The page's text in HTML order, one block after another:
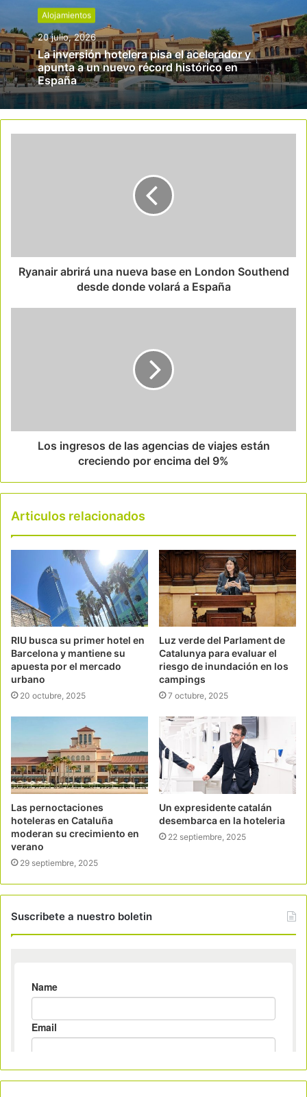
Alojamientos
20 julio, 2026
La inversión hotelera pisa el acelerador y
apunta a un nuevo récord histórico en
España
Ryanair abrirá una nueva base en London Southend
desde donde volará a España
Los ingresos de las agencias de viajes están
creciendo por encima del 9%
Articulos relacionados
RIU busca su primer hotel en
Barcelona y mantiene su
apuesta por el mercado
urbano
20 octubre, 2025
Luz verde del Parlament de
Catalunya para evaluar el
riesgo de inundación en los
campings
7 octubre, 2025
Las pernoctaciones
hoteleras en Cataluña
moderan su crecimiento en
verano
29 septiembre, 2025
Un expresidente catalán
desembarca en la hoteleria
22 septiembre, 2025
Suscribete a nuestro boletin